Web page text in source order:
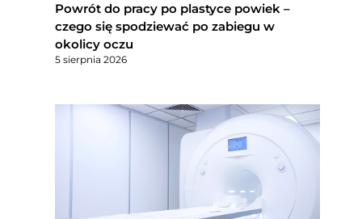
Powrót do pracy po plastyce powiek –
czego się spodziewać po zabiegu w
okolicy oczu
5 sierpnia 2026